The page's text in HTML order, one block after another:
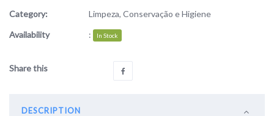
Category:
Limpeza, Conservação e Higiene
Availability
: In Stock
Share this
DESCRIPTION